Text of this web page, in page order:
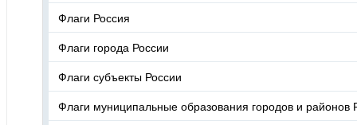
Флаги Россия
Флаги города России
Флаги субъекты России
Флаги муниципальные образования городов и районов